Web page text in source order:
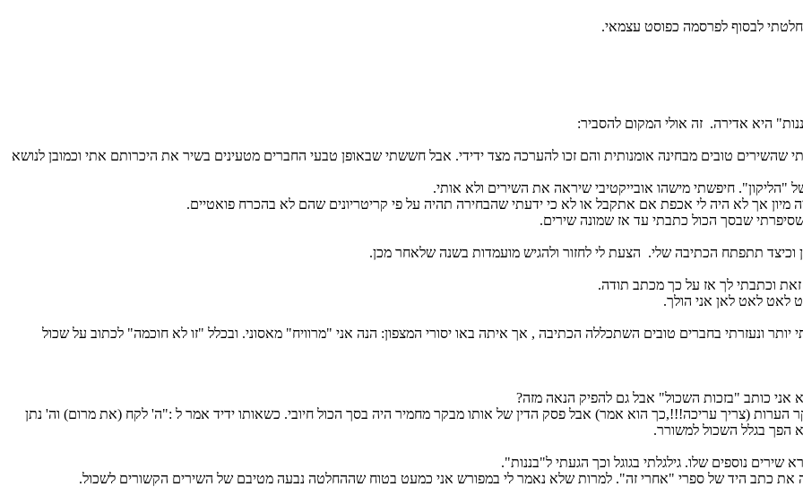
לבסוף לפרסמה כפוסט עצמאי.
היא אדירה. זה אולי המקום להסביר:
שהשירים טובים מבחינה אומנותית והם זכו להערכה מצד ידידי. אבל חששתי שבאופן טבעי החברים מטעינים בשיר את היכרותם אתי וכמובן לנושא
חיפשתי מישהו אובייקטיבי שיראה את השירים ולא אותי.
מיון אך לא היה לי אכפת אם אתקבל או לא כי ידעתי שהבחירה תהיה על פי קריטריונים שהם לא בהכרח פואטיים.
שבסך הכול כתבתי עד אז שמונה שירים.
וכיצד תתפתח הכתיבה שלי. הצעת לי לחזור ולהגיש מועמדות בשנה שלאחר מכן.
זאת וכתבתי לך אז על כך מכתב תודה.
לאט לאט לאן אני הולך.
ונעזרתי בחברים טובים השתכללה הכתיבה , אך איתה באו יסורי המצפון: הנה אני "מרוויח" מאסוני. ובכלל "זו לא חוכמה" לכתוב על שכול
אני כותב "בזכות השכול" אבל גם להפיק הנאה מזה?
הערות (צריך עריכה!!!,כך הוא אמר) אבל פסק הדין של אותו מבקר מחמיר היה בסך הכול חיובי. כשאותו ידיד אמר ל :"ה' לקח (את מרום) וה' נתן
הפך בגלל השכול למשורר.
נוספים שלו. גילגלתי בגוגל וכך הגעתי ל"בננות".
כתב היד של ספרי "אחרי זה". למרות שלא נאמר לי במפורש אני כמעט בטוח שההחלטה נבעה מטיבם של השירים הקשורים לשכול.